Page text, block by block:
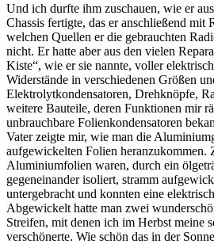
Und ich durfte ihm zuschauen, wie er
Chassis fertigte, das er anschließend mit
welchen Quellen er die gebrauchten
nicht. Er hatte aber aus den vielen
Kiste , wie er sie nannte, voller
Widerstände in verschiedenen Größen
Elektrolytkondensatoren, Drehknöpfe,
weitere Bauteile, deren Funktionen mir
unbrauchbare Folienkondensatoren
Vater zeigte mir, wie man die
aufgewickelten Folien heranzukommen.
Aluminiumfolien waren, durch ein
gegeneinander isoliert, stramm
untergebracht und konnten eine
Abgewickelt hatte man zwei
Streifen, mit denen ich im Herbst meine
verschönerte. Wie schön das in der